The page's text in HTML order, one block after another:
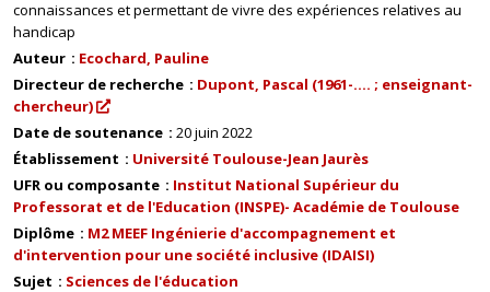
connaissances et permettant de vivre des expériences relatives au
handicap
Auteur
Ecochard, Pauline
Directeur de recherche
Dupont, Pascal (1961-.... ; enseignant-
chercheur)
Date de soutenance
20 juin 2022
Établissement
Université Toulouse-Jean Jaurès
UFR ou composante
Institut National Supérieur du
Professorat et de l'Education (INSPE)- Académie de Toulouse
Diplôme
M2 MEEF Ingénierie d'accompagnement et
d'intervention pour une société inclusive (IDAISI)
Sujet
Sciences de l'éducation